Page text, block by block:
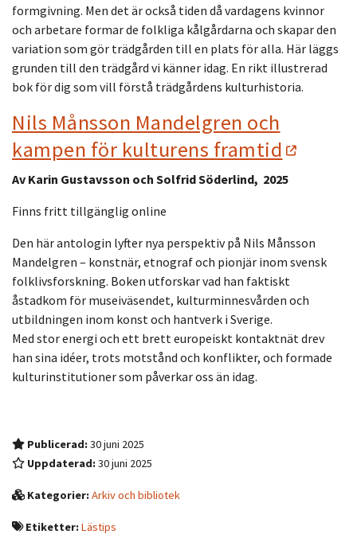
formgivning. Men det är också tiden då vardagens kvinnor
och arbetare formar de folkliga kålgårdarna och skapar den
variation som gör trädgården till en plats för alla. Här läggs
grunden till den trädgård vi känner idag. En rikt illustrerad
bok för dig som vill förstå trädgårdens kulturhistoria.
Nils Månsson Mandelgren och
kampen för kulturens framtid
Av Karin Gustavsson och Solfrid Söderlind, 2025
Finns fritt tillgänglig online
Den här antologin lyfter nya perspektiv på Nils Månsson
Mandelgren – konstnär, etnograf och pionjär inom svensk
folklivsforskning. Boken utforskar vad han faktiskt
åstadkom för museiväsendet, kulturminnesvården och
utbildningen inom konst och hantverk i Sverige.
Med stor energi och ett brett europeiskt kontaktnät drev
han sina idéer, trots motstånd och konflikter, och formade
kulturinstitutioner som påverkar oss än idag.
Publicerad:30 juni 2025
Uppdaterad:30 juni 2025
Kategorier:Arkiv och bibliotek
Etiketter:Lästips